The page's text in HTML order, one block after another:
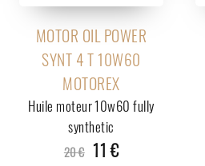
MOTOR OIL POWER
SYNT 4 T 10W60
MOTOREX
Huile moteur 10w60 fully
synthetic
20 € 11 €